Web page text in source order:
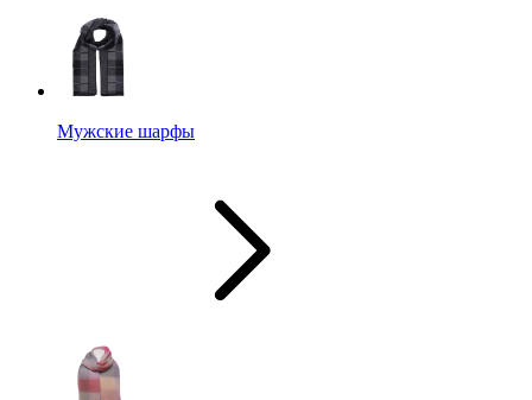
Мужские шарфы